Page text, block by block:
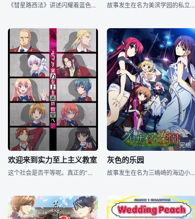
《彗星路西法》讲述闪耀着蓝色光辉的矿石吉夫特矿石所覆盖的大地，行星吉夫特。宗吾天城是住在因吉夫特矿石采掘而繁荣的小镇，靛蓝花园的纯朴少年。以收集稀少矿石为乐趣的宗吾，某天被卷入同级生卡恩、罗曼、欧 故事发生在名为美滨学园的私立寄宿制学校之中，高耸的墙壁和森严的制度让这所仅有五名学员的学校成为了与世隔绝的桃花源，某日，一位名为风见雄二（樱井孝宏 配音）的男生转学来到了这里，打破了此处维系多时的
完结
欢迎来到实力至上主义教室
这个社会是否平等呢。真正的“实力”是什么？ 东京都高度育成高等学校。那是宣扬彻底的实力至上主义，以升学率·就业率100%而引以为豪的升学学校。升入那里，被分配到1年D班的绫小路清隆，却发现学校与
完结
灰色的乐园
故事发生在名为三嶋崎的海边小镇之上，私立美滨学园中，来了一位名叫风见雄二（樱井孝宏 配音）的转学生，然而，让雄二没有想到的是，在学园之中只有五名学生，并且全部都是女性，就这样，在小小的高墙之中，雄